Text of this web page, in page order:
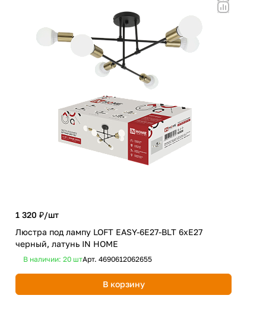
1 320 ₽/шт
Люстра под лампу LOFT EASY-6E27-BLT 6хЕ27
черный, латунь IN HOME
В наличии: 20 штАрт. 4690612062655
В корзину